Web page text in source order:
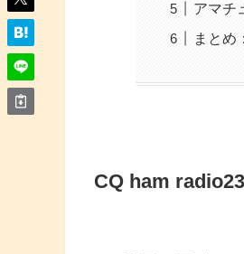
アマチ
まとめ
CQ ham